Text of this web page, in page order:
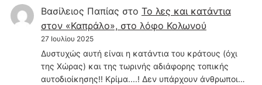
Βασίλειος Παπίας στο Το λες και κατάντια
στον «Καπράλο», στο λόφο Κολωνού
27 Ιουλίου 2025
Δυστυχώς αυτή είναι η κατάντια του κράτους (όχι
της Χώρας) και της τωρινής αδιάφορης τοπικής
αυτοδιοίκησης!! Κρίμα....! Δεν υπάρχουν άνθρωποι…